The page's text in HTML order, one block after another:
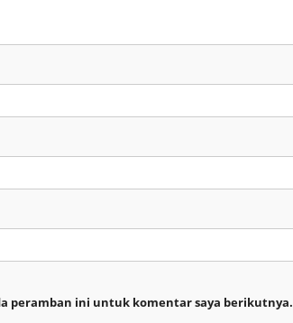
peramban ini untuk komentar saya berikutnya.